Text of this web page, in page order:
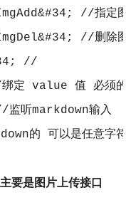
//指定图片
//删除图片
//
定 value 值 必须
听markdown输入
的 可以是任意字
要是图片上传接口